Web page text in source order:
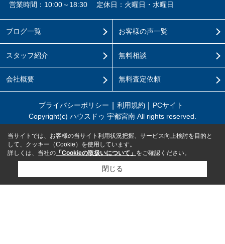
営業時間：10:00～18:30
定休日：火曜日・水曜日
ブログ一覧
スタッフ紹介
会社概要
お客様の声一覧
無料相談
無料査定依頼
プライバシーポリシー 利用規約
PCサイト
Copyright(c) ハウスドゥ 宇都宮南 All rights reserved.
当サイトでは、お客様の当サイト利用状況把握、サービス向上検討を目的と
して、クッキー（Cookie）を使用しています。
詳しくは、当社の 「Cookieの取扱いについて」 をご確認ください。
閉じる